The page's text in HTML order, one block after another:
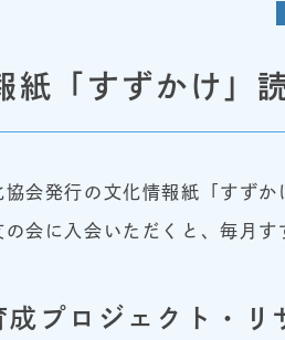
紙「すずかけ」
協会発行の文化情報紙「すず
会に入会いただくと、毎月す
成プロジェクト・